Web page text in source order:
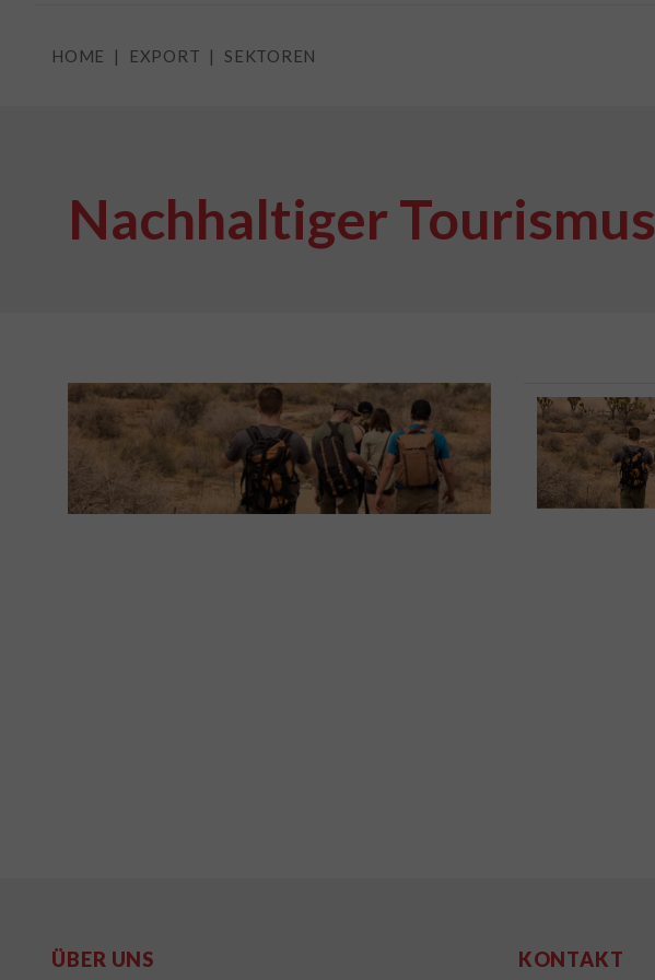
HOME EXPORT SEKTOREN
Nachhaltiger Tourismus
ÜBER UNS KONTAKT